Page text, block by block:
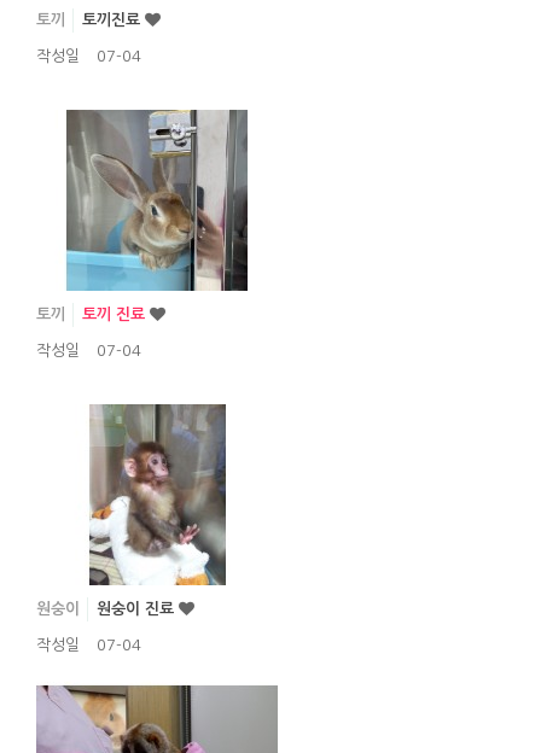
토끼 토끼진료
작성일 07-04
토끼 토끼 진료
작성일 07-04
원숭이 원숭이 진료
작성일 07-04